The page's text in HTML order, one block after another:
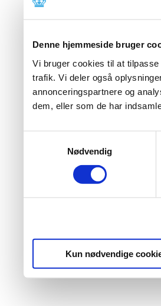
Denne hjemmeside bruger
Vi bruger cookies til at
trafik. Vi deler også
annonceringspartnere og
dem, eller som de har
Nødvendig
Kun nødvendige